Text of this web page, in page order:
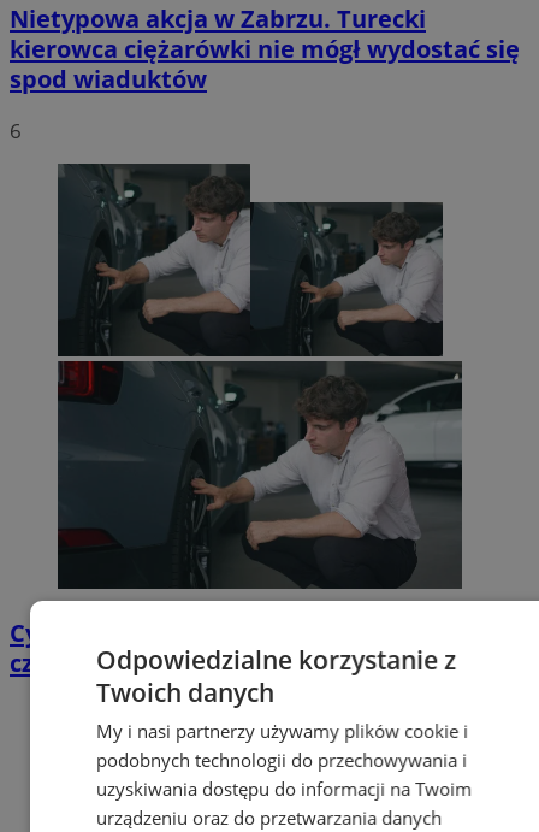
Nietypowa akcja w Zabrzu. Turecki
kierowca ciężarówki nie mógł wydostać się
spod wiaduktów
6
Cyfrowy przegląd przedtrasowy: co mówią
czujniki TPMS i diagnostyka pokładowa?
Odpowiedzialne korzystanie z
Twoich danych
My i nasi partnerzy używamy plików cookie i
podobnych technologii do przechowywania i
uzyskiwania dostępu do informacji na Twoim
urządzeniu oraz do przetwarzania danych